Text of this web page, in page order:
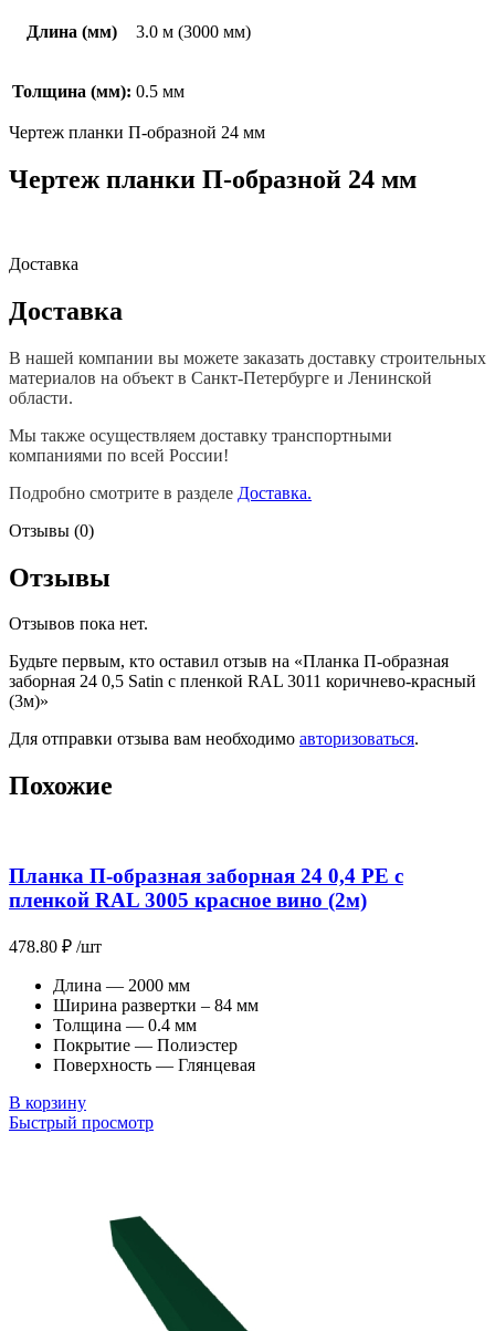
Длина (мм) 3.0 м (3000 мм)
Толщина (мм): 0.5 мм
Чертеж планки П-образной 24 мм
Чертеж планки П-образной 24 мм
Доставка
Доставка
В нашей компании вы можете заказать доставку строительных
материалов на объект в Санкт-Петербурге и Ленинской
области.
Мы также осуществляем доставку транспортными
компаниями по всей России!
Подробно смотрите в разделе Доставка.
Отзывы (0)
Отзывы
Отзывов пока нет.
Будьте первым, кто оставил отзыв на «Планка П-образная
заборная 24 0,5 Satin с пленкой RAL 3011 коричнево-красный
(3м)»
Для отправки отзыва вам необходимо авторизоваться.
Похожие
Планка П-образная заборная 24 0,4 PE с
пленкой RAL 3005 красное вино (2м)
478.80 ₽ /шт
Длина — 2000 мм
Ширина развертки – 84 мм
Толщина — 0.4 мм
Покрытие — Полиэстер
Поверхность — Глянцевая
В корзину
Быстрый просмотр